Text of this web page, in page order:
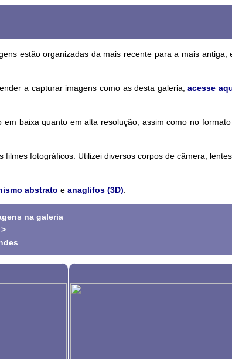
estão organizadas da mais recente para a mais antiga,
a capturar imagens como as desta galeria,acesse
baixa quanto em alta resolução, assim como no
fotográficos. Utilizei diversos corpos de câmera,
abstrato e anaglifos (3D)
na galeria